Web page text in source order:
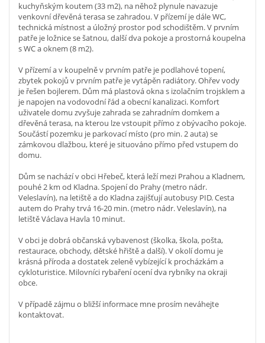
kuchyňským koutem (33 m2), na něhož plynule navazuje
venkovní dřevěná terasa se zahradou. V přízemí je dále WC,
technická místnost a úložný prostor pod schodištěm. V prvním
patře je ložnice se šatnou, další dva pokoje a prostorná koupelna
s WC a oknem (8 m2).
V přízemí a v koupelně v prvním patře je podlahové topení,
zbytek pokojů v prvním patře je vytápěn radiátory. Ohřev vody
je řešen bojlerem. Dům má plastová okna s izolačním trojsklem a
je napojen na vodovodní řád a obecní kanalizaci. Komfort
uživatele domu zvyšuje zahrada se zahradním domkem a
dřevěná terasa, na kterou lze vstoupit přímo z obývacího pokoje.
Součástí pozemku je parkovací místo (pro min. 2 auta) se
zámkovou dlažbou, které je situováno přímo před vstupem do
domu.
Dům se nachází v obci Hřebeč, která leží mezi Prahou a Kladnem,
pouhé 2 km od Kladna. Spojení do Prahy (metro nádr.
Veleslavín), na letiště a do Kladna zajišťují autobusy PID. Cesta
autem do Prahy trvá 16-20 min. (metro nádr. Veleslavín), na
letiště Václava Havla 10 minut.
V obci je dobrá občanská vybavenost (školka, škola, pošta,
restaurace, obchody, dětské hřiště a další). V okolí domu je
krásná příroda a dostatek zeleně vybízející k procházkám a
cykloturistice. Milovníci rybaření ocení dva rybníky na okraji
obce.
V případě zájmu o bližší informace mne prosím neváhejte
kontaktovat.